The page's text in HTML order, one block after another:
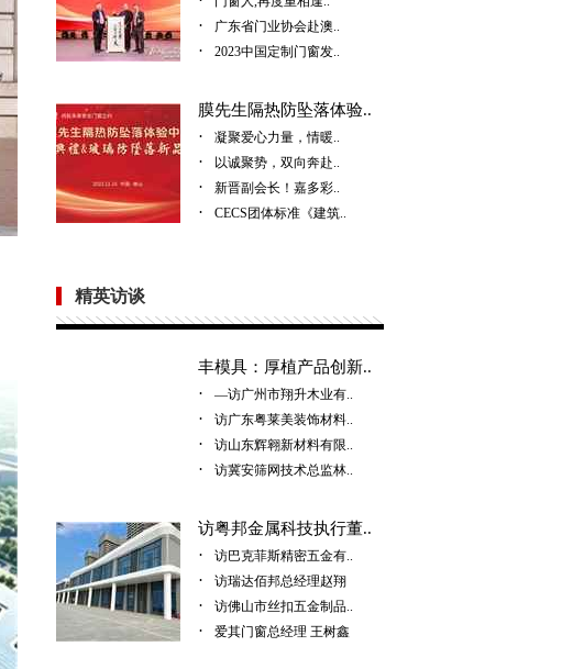
· 广东省门业协会赴澳..
· 2023中国定制门窗发..
膜先生隔热防坠落体验..
·
凝聚爱心力量，情暖..
· 以诚聚势，双向奔赴..
· 新晋副会长！嘉多彩..
· CECS团体标准《建筑..
精英访谈
丰模具：厚植产品创新..
·
—访广州市翔升木业有..
· 访广东粤莱美装饰材料..
· 访山东辉翱新材料有限..
· 访冀安筛网技术总监林..
访粤邦金属科技执行董..
·
访巴克菲斯精密五金有..
· 访瑞达佰邦总经理赵翔
· 访佛山市丝扣五金制品..
· 爱其门窗总经理 王树鑫